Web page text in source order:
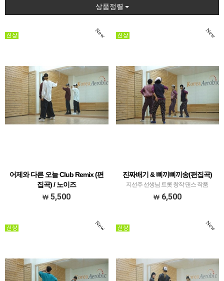
상품정렬
New
어제와 다른 오늘 Club Remix (편
집곡) / 노이즈
지선주 선생님 다이어트 & 몸풀이 댄스 작
5,500
New
진짜배기 & 삐끼삐끼송(편집곡)
지선주 선생님 트롯 창작 댄스 작품
6,500
New New